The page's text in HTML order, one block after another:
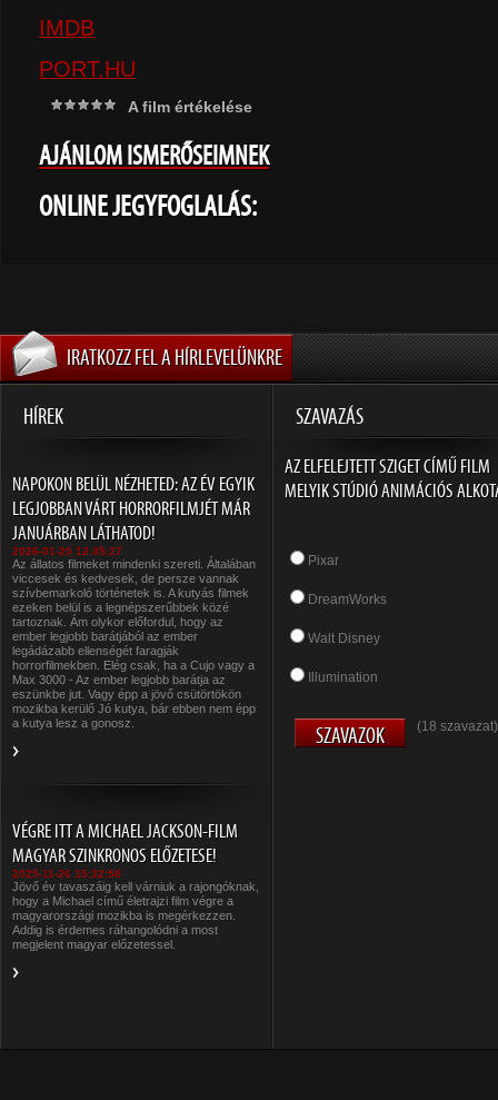
IMDB
PORT.HU
A film értékelése
AJÁNLOM ISMERŐSEIMNEK
ONLINE JEGYFOGLALÁS:
IRATKOZZ FEL A HÍRLEVELÜNKRE
HÍREK SZAVAZÁS
NAPOKON BELÜL NÉZHETED: AZ ÉV EGYIK
LEGJOBBAN VÁRT HORRORFILMJÉT MÁR
JANUÁRBAN LÁTHATOD!
2026-01-20 12:45:27
Az állatos filmeket mindenki szereti. Általában
viccesek és kedvesek, de persze vannak
szívbemarkoló történetek is. A kutyás filmek
ezeken belül is a legnépszerűbbek közé
tartoznak. Ám olykor előfordul, hogy az
ember legjobb barátjából az ember
legádázabb ellenségét faragják
horrorfilmekben. Elég csak, ha a Cujo vagy a
Max 3000 - Az ember legjobb barátja az
eszünkbe jut. Vagy épp a jövő csütörtökön
mozikba kerülő Jó kutya, bár ebben nem épp
a kutya lesz a gonosz.
VÉGRE ITT A MICHAEL JACKSON-FILM
MAGYAR SZINKRONOS ELŐZETESE!
2025-11-26 15:32:58
Jövő év tavaszáig kell várniuk a rajongóknak,
hogy a Michael című életrajzi film végre a
magyarországi mozikba is megérkezzen.
Addig is érdemes ráhangolódni a most
megjelent magyar előzetessel.
AZ ELFELEJTETT SZIGET CÍMŰ FILM
MELYIK STÚDIÓ ANIMÁCIÓS
Pixar
DreamWorks
Walt Disney
Illumination
(18 szavazat)